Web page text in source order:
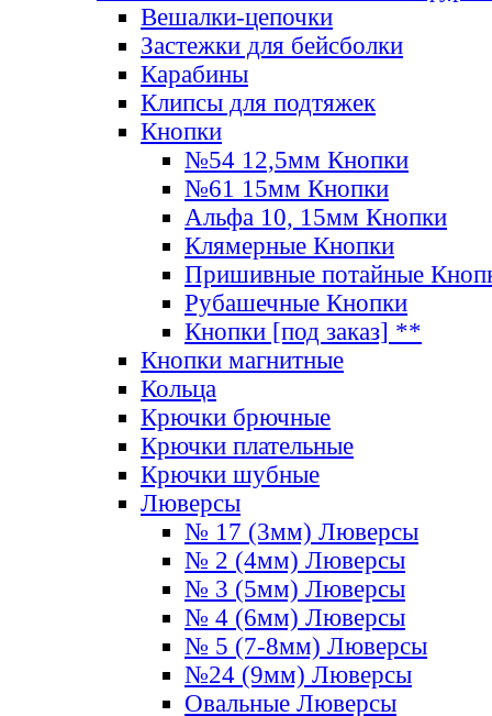
Вешалки-цепочки
Застежки для бейсболки
Карабины
Клипсы для подтяжек
Кнопки
№54 12,5мм Кнопки
№61 15мм Кнопки
Альфа 10, 15мм Кнопки
Клямерные Кнопки
Пришивные потайные
Рубашечные Кнопки
Кнопки [под заказ] **
Кнопки магнитные
Кольца
Крючки брючные
Крючки плательные
Крючки шубные
Люверсы
№ 17 (3мм) Люверсы
№ 2 (4мм) Люверсы
№ 3 (5мм) Люверсы
№ 4 (6мм) Люверсы
№ 5 (7-8мм) Люверсы
№24 (9мм) Люверсы
Овальные Люверсы